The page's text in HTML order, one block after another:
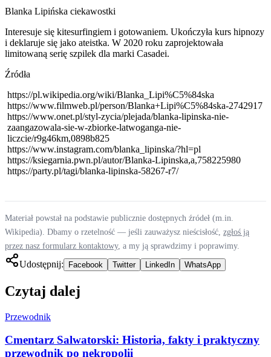
Blanka Lipińska ciekawostki
Interesuje się kitesurfingiem i gotowaniem. Ukończyła kurs hipnozy
i deklaruje się jako ateistka. W 2020 roku zaprojektowała
limitowaną serię szpilek dla marki Casadei.
Źródła
https://pl.wikipedia.org/wiki/Blanka_Lipi%C5%84ska
https://www.filmweb.pl/person/Blanka+Lipi%C5%84ska-2742917
https://www.onet.pl/styl-zycia/plejada/blanka-lipinska-nie-
zaangazowala-sie-w-zbiorke-latwoganga-nie-
liczcie/r9g46km,0898b825
https://www.instagram.com/blanka_lipinska/?hl=pl
https://ksiegarnia.pwn.pl/autor/Blanka-Lipinska,a,758225980
https://party.pl/tagi/blanka-lipinska-58267-r7/
Materiał powstał na podstawie publicznie dostępnych źródeł (m.in.
Wikipedia). Dbamy o rzetelność — jeśli zauważysz nieścisłość, zgłoś ją
przez nasz formularz kontaktowy, a my ją sprawdzimy i poprawimy.
Udostępnij: Facebook Twitter LinkedIn WhatsApp
Czytaj dalej
Przewodnik
Cmentarz Salwatorski: Historia, fakty i praktyczny
przewodnik po nekropolii